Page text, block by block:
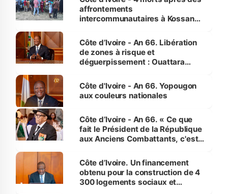
affrontements
intercommunautaires à Kossandji
milieu des sinistrés
Côte d’Ivoire - An 66. Libération
de zones à risque et
déguerpissement : Ouattara
l'Etat de droit pour préserver les
vies humaines »
Côte d'Ivoire - An 66. Yopougon
aux couleurs nationales
Côte d’Ivoire - An 66. « Ce que
fait le Président de la République
aux Anciens Combattants, c'est
Côte d’Ivoire. Un financement
obtenu pour la construction de 4
300 logements sociaux et